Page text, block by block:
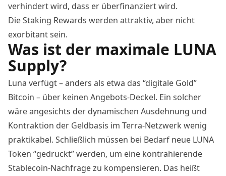
verhindert wird, dass er überfinanziert wird.
Die Staking Rewards werden attraktiv, aber nicht
exorbitant sein.
Was ist der maximale LUNA
Supply?
Luna verfügt – anders als etwa das “digitale Gold”
Bitcoin – über keinen Angebots-Deckel. Ein solcher
wäre angesichts der dynamischen Ausdehnung und
Kontraktion der Geldbasis im Terra-Netzwerk wenig
praktikabel. Schließlich müssen bei Bedarf neue LUNA
Token “gedruckt” werden, um eine kontrahierende
Stablecoin-Nachfrage zu kompensieren. Das heißt